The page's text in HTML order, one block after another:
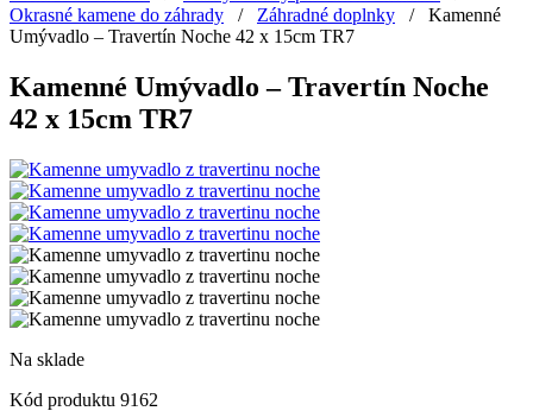
Okrasné kamene do záhrady / Záhradné doplnky / Kamenné
Umývadlo – Travertín Noche 42 x 15cm TR7
Kamenné Umývadlo – Travertín Noche
42 x 15cm TR7
Na sklade
Kód produktu 9162